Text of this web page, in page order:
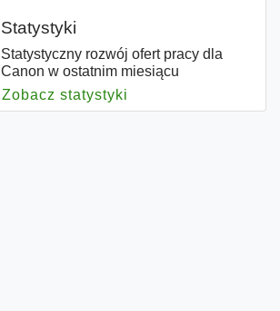
Statystyki
Statystyczny rozwój ofert pracy dla
Canon w ostatnim miesiącu
Zobacz statystyki